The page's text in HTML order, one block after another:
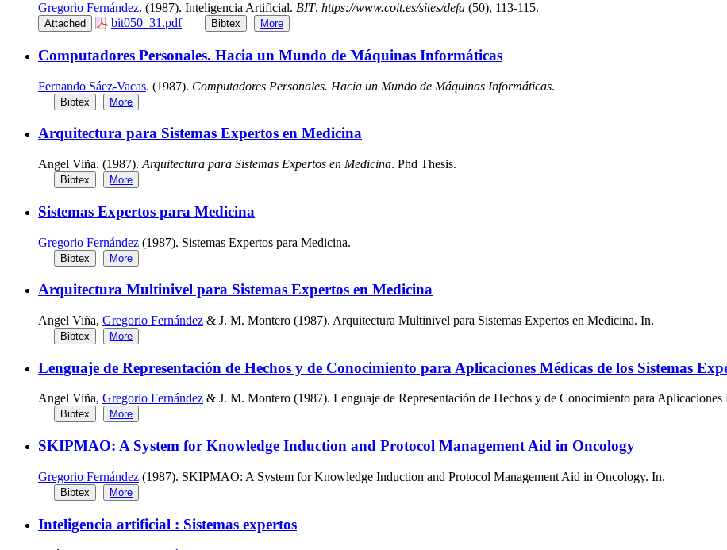
Gregorio Fernández. (1987). Inteligencia Artificial. BIT, https://www.coit.es/sites/defa (50), 113-115.
Attached bit050_31.pdf Bibtex More
Computadores Personales. Hacia un Mundo de Máquinas Informáticas
Fernando Sáez-Vacas. (1987). Computadores Personales. Hacia un Mundo de Máquinas Informáticas.
Bibtex More
Arquitectura para Sistemas Expertos en Medicina
Angel Viña. (1987). Arquitectura para Sistemas Expertos en Medicina. Phd Thesis.
Bibtex More
Sistemas Expertos para Medicina
Gregorio Fernández (1987). Sistemas Expertos para Medicina.
Bibtex More
Arquitectura Multinivel para Sistemas Expertos en Medicina
Angel Viña, Gregorio Fernández & J. M. Montero (1987). Arquitectura Multinivel para Sistemas Expertos en Medicina. In.
Bibtex More
Lenguaje de Representación de Hechos y de Conocimiento para Aplicaciones Médicas de los Sistemas
Angel Viña, Gregorio Fernández & J. M. Montero (1987). Lenguaje de Representación de Hechos y de Conocimiento para Aplicaciones
Bibtex More
SKIPMAO: A System for Knowledge Induction and Protocol Management Aid in Oncology
Gregorio Fernández (1987). SKIPMAO: A System for Knowledge Induction and Protocol Management Aid in Oncology. In.
Bibtex More
Inteligencia artificial : Sistemas expertos